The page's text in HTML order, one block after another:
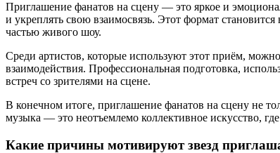
Приглашение фанатов на сцену — это яркое и
и укреплять свою взаимосвязь. Этот формат
частью живого шоу.
Среди артистов, которые используют этот приём,
взаимодействия. Профессиональная подготовка,
встреч со зрителями на сцене.
В конечном итоге, приглашение фанатов на сцену не
музыка — это неотъемлемо коллективное искусство,
Какие причины мотивируют звезд